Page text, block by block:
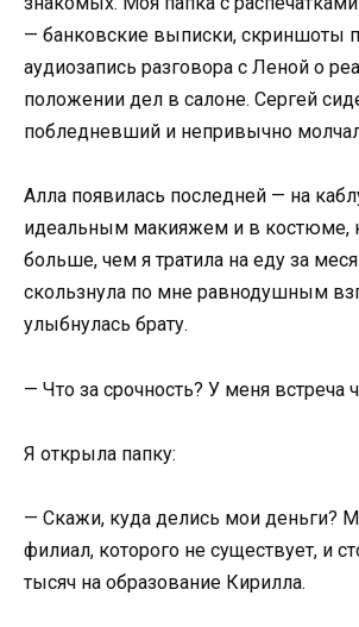
— банковские выписки, скриншоты
аудиозапись разговора с Леной о
положении дел в салоне. Сергей
побледневший и непривычно
Алла появилась последней — на
идеальным макияжем и в костюме,
больше, чем я тратила на еду за
скользнула по мне равнодушным
улыбнулась брату.
— Что за срочность? У меня встреча
Я открыла папку:
— Скажи, куда делись мои деньги?
филиал, которого не существует, и
тысяч на образование Кирилла.